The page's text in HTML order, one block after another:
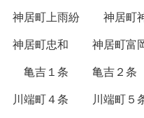
神居町上雨紛 神居町
神居町忠和 神居町富
亀吉１条 亀吉２条
川端町４条 川端町５